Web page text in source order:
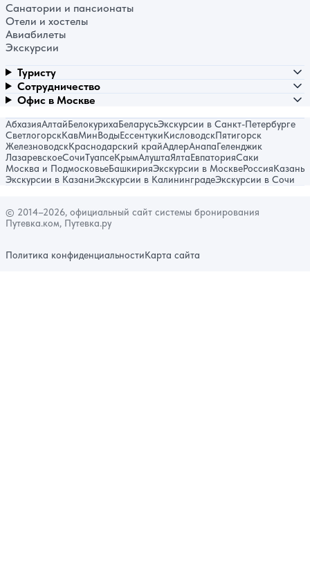
Санатории и пансионаты
Отели и хостелы
Авиабилеты
Экскурсии
Туристу
Сотрудничество
Офис в Москве
АбхазияАлтайБелокурихаБеларусьЭкскурсии в Санкт-Петербурге
СветлогорскКавМинВодыЕссентукиКисловодскПятигорск
ЖелезноводскКраснодарский крайАдлерАнапаГеленджик
ЛазаревскоеСочиТуапсеКрымАлуштаЯлтаЕвпаторияСаки
Москва и ПодмосковьеБашкирияЭкскурсии в МосквеРоссияКазань
Экскурсии в КазаниЭкскурсии в КалининградеЭкскурсии в Сочи
© 2014–2026, официальный сайт системы бронирования
Путевка.ком, Путевка.ру
Политика конфиденциальностиКарта сайта